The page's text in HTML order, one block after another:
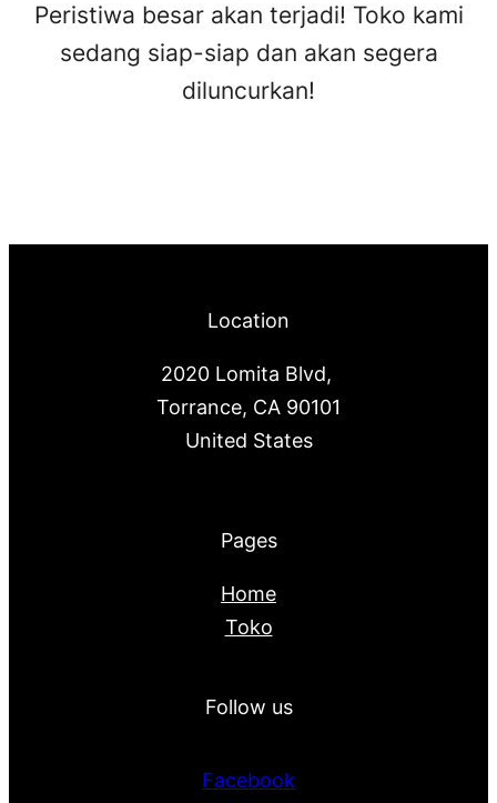
Peristiwa besar akan terjadi! Toko kami
sedang siap-siap dan akan segera
diluncurkan!
Location
2020 Lomita Blvd,
Torrance, CA 90101
United States
Pages
Home
Toko
Follow us
Facebook